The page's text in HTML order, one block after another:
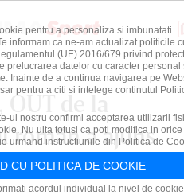
OUT de la
român a ajuns
a
pentru a personaliza si imbunatati
informam ca ne-am actualizat politicile
(UE) 2016/679 privind
prelucrarea datelor cu caracter personal
Inainte de a continua navigarea pe
pentru a citi si intelege continutul
ul nostru confirmi acceptarea utilizarii
Nu uita totusi ca poti modifica in orice
urmand instructiunile din Politica de
CU POLITICA DE COOKIE
acordul individual la nivel de